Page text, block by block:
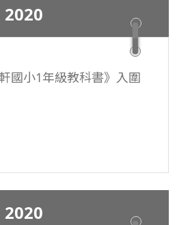
2020
國小1年級教科書》入圍
2020